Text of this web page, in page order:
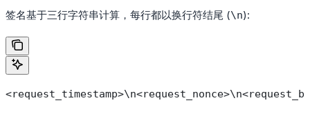
签名基于三行字符串计算，每行都以换行符结尾 (\n):